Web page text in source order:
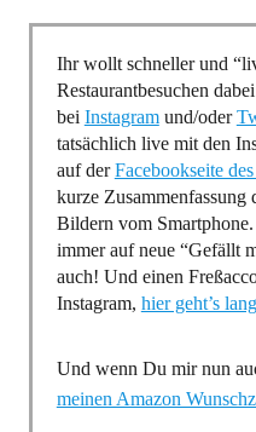
Ihr wollt schneller und
Restaurantbesuchen
bei Instagramund/oder
tatsächlich live mit den
auf derFacebookseite
kurze Zusammenfassung
Bildern vom
immer auf neue “Gefällt
auch! Und einen
Instagram, hier geht’s lang
Und wenn Du mir nun
meinen Amazon